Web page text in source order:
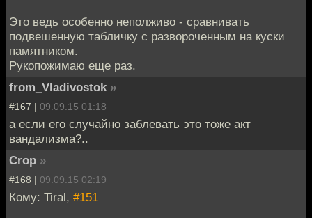
Это ведь особенно неполживо - сравнивать
подвешенную табличку с развороченным на куски
памятником.
Рукопожимаю еще раз.
from_Vladivostok »
#167 | 09.09.15 01:18
а если его случайно заблевать это тоже акт
вандализма?..
Crop »
#168 | 09.09.15 02:19
Кому: Tiral, #151